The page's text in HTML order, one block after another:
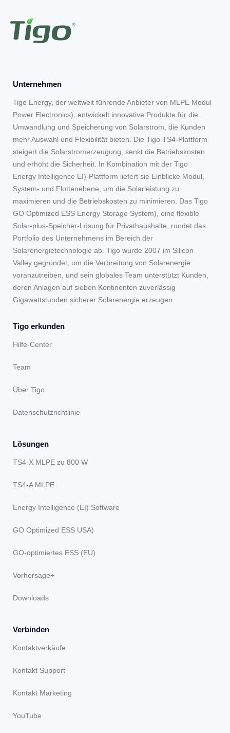
Unternehmen
Tigo Energy, der weltweit führende Anbieter von MLPE Modul
Power Electronics), entwickelt innovative Produkte für die
Umwandlung und Speicherung von Solarstrom, die Kunden
mehr Auswahl und Flexibilität bieten. Die Tigo TS4-Plattform
steigert die Solarstromerzeugung, senkt die Betriebskosten
und erhöht die Sicherheit. In Kombination mit der Tigo
Energy Intelligence EI)-Plattform liefert sie Einblicke Modul,
System- und Flottenebene, um die Solarleistung zu
maximieren und die Betriebskosten zu minimieren. Das Tigo
GO Optimized ESS Energy Storage System), eine flexible
Solar-plus-Speicher-Lösung für Privathaushalte, rundet das
Portfolio des Unternehmens im Bereich der
Solarenergietechnologie ab. Tigo wurde 2007 im Silicon
Valley gegründet, um die Verbreitung von Solarenergie
voranzutreiben, und sein globales Team unterstützt Kunden,
deren Anlagen auf sieben Kontinenten zuverlässig
Gigawattstunden sicherer Solarenergie erzeugen.
Tigo erkunden
Hilfe-Center
Team
Über Tigo
Datenschutzrichtlinie
Lösungen
TS4-X MLPE zu 800 W
TS4-A MLPE
Energy Intelligence (EI) Software
GO Optimized ESS USA)
GO-optimiertes ESS (EU)
Vorhersage+
Downloads
Verbinden
Kontaktverkäufe
Kontakt Support
Kontakt Marketing
YouTube